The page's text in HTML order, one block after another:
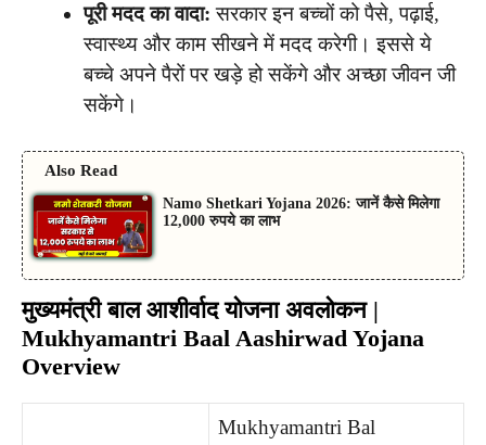
पूरी मदद का वादा: सरकार इन बच्चों को पैसे, पढ़ाई,
स्वास्थ्य और काम सीखने में मदद करेगी। इससे ये
बच्चे अपने पैरों पर खड़े हो सकेंगे और अच्छा जीवन जी
सकेंगे।
Also Read
Namo Shetkari Yojana 2026: जानें कैसे मिलेगा
12,000 रुपये का लाभ
मुख्यमंत्री बाल आशीर्वाद योजना अवलोकन |
Mukhyamantri Baal Aashirwad Yojana
Overview
Mukhyamantri Bal